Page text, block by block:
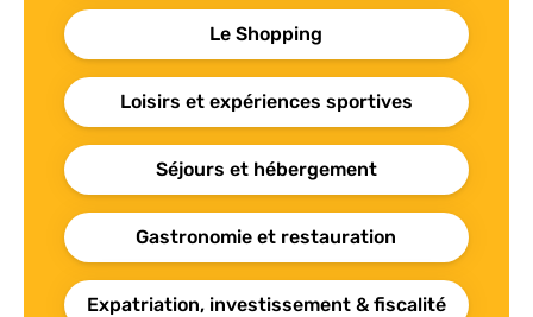
Le Shopping
Loisirs et expériences sportives
Séjours et hébergement
Gastronomie et restauration
Expatriation, investissement & fiscalité